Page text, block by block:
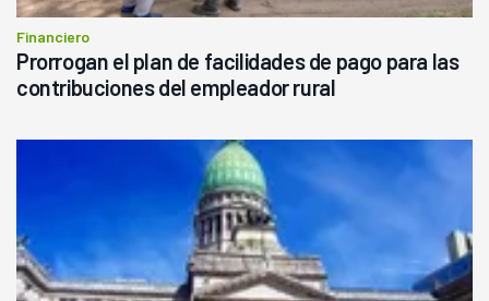
Financiero
Prorrogan el plan de facilidades de pago para las
contribuciones del empleador rural